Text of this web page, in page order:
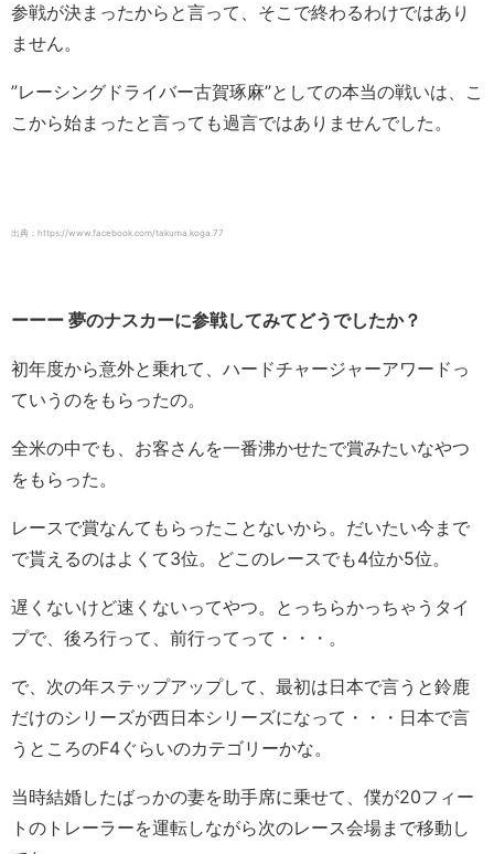
参戦が決まったからと言って、そこで終わるわけではあり
ません。
”レーシングドライバー古賀琢麻”としての本当の戦いは、こ
こから始まったと言っても過言ではありませんでした。
出典：https://www.facebook.com/takuma.koga.77
ーーー 夢のナスカーに参戦してみてどうでしたか？
初年度から意外と乗れて、ハードチャージャーアワードっ
ていうのをもらったの。
全米の中でも、お客さんを一番沸かせたで賞みたいなやつ
をもらった。
レースで賞なんてもらったことないから。だいたい今まで
で貰えるのはよくて3位。どこのレースでも4位か5位。
遅くないけど速くないってやつ。とっちらかっちゃうタイ
プで、後ろ行って、前行ってって・・・。
で、次の年ステップアップして、最初は日本で言うと鈴鹿
だけのシリーズが西日本シリーズになって・・・日本で言
うところのF4ぐらいのカテゴリーかな。
当時結婚したばっかの妻を助手席に乗せて、僕が20フィー
トのトレーラーを運転しながら次のレース会場まで移動し